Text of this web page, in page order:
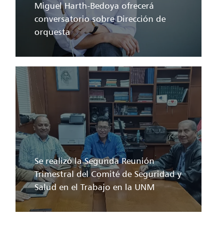
Miguel Harth-Bedoya ofrecerá
conversatorio sobre Dirección de
orquesta
Se realizó la Segunda Reunión
Trimestral del Comité de Seguridad y
Salud en el Trabajo en la UNM